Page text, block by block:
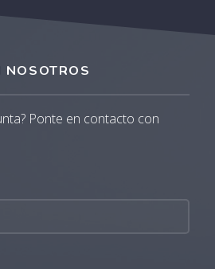
NOSOTROS
Ponte en contacto con